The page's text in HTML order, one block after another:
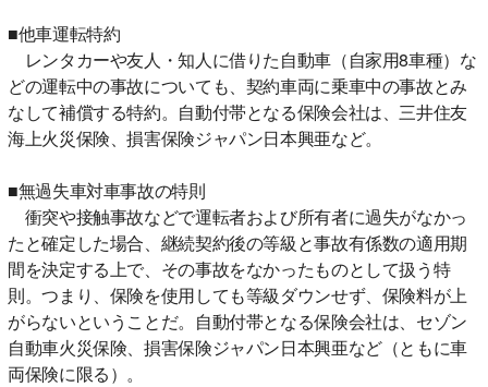
■他車運転特約
レンタカーや友人・知人に借りた自動車（自家用8車種）な
どの運転中の事故についても、契約車両に乗車中の事故とみ
なして補償する特約。自動付帯となる保険会社は、三井住友
海上火災保険、損害保険ジャパン日本興亜など。
■無過失車対車事故の特則
衝突や接触事故などで運転者および所有者に過失がなかっ
たと確定した場合、継続契約後の等級と事故有係数の適用期
間を決定する上で、その事故をなかったものとして扱う特
則。つまり、保険を使用しても等級ダウンせず、保険料が上
がらないということだ。自動付帯となる保険会社は、セゾン
自動車火災保険、損害保険ジャパン日本興亜など（ともに車
両保険に限る）。